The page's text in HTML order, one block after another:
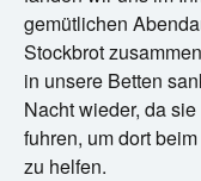
gemütlichen
Stockbrot
in unsere Betten
Nacht wieder, da
fuhren, um dort
zu helfen.